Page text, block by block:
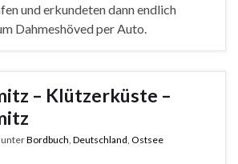
und erkundeten dann endlich
Dahmeshöved per Auto.
– Klützerküste –
unterBordbuch Deutschland Ostsee